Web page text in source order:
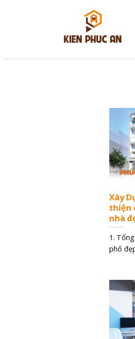
Xây
thiện
nhà
1.
phố